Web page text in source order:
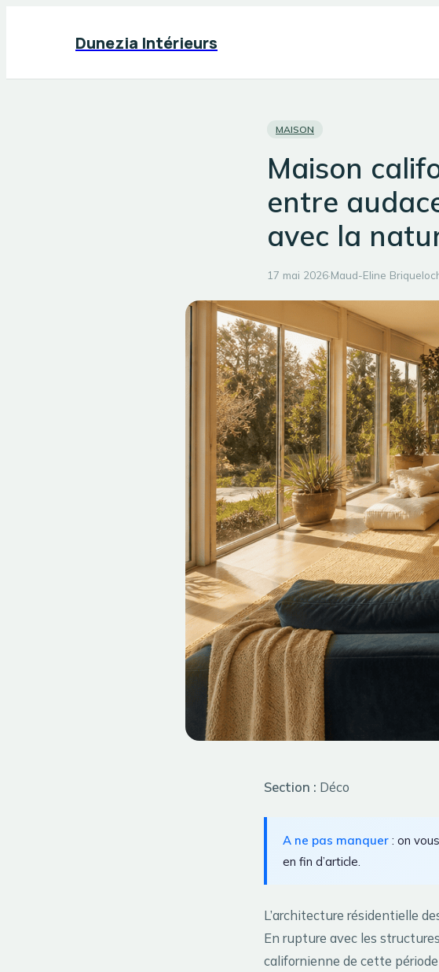
Dunezia Intérieurs
MAISON
Maison
entre
avec la
17 mai 2026·Maud-Eline
Section : Déco
A ne pas manquer : on
en fin d’article.
L’architecture résidentielle
En rupture avec les
californienne de cette